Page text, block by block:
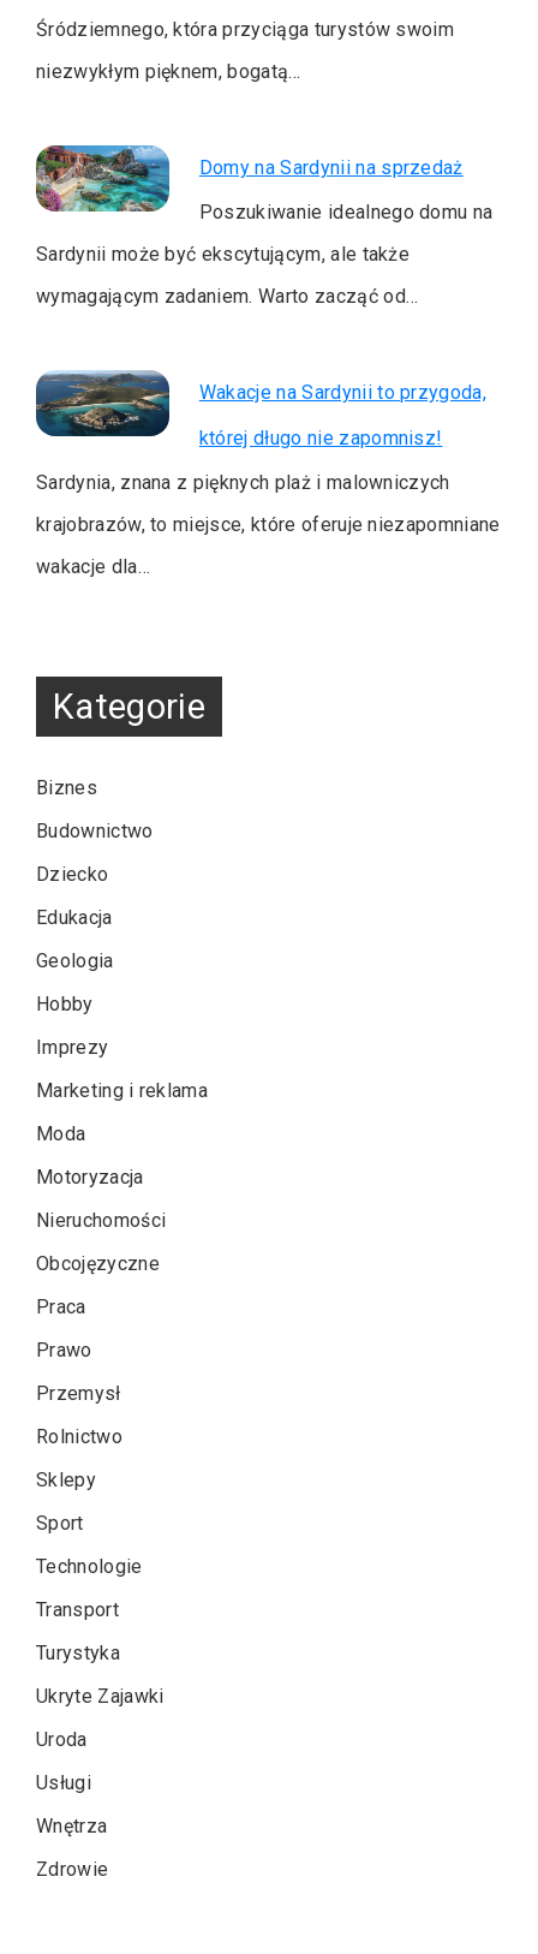
Śródziemnego, która przyciąga turystów swoim
niezwykłym pięknem, bogatą…
Domy na Sardynii na sprzedaż
Poszukiwanie idealnego domu na
Sardynii może być ekscytującym, ale także
wymagającym zadaniem. Warto zacząć od…
Wakacje na Sardynii to przygoda,
której długo nie zapomnisz!
Sardynia, znana z pięknych plaż i malowniczych
krajobrazów, to miejsce, które oferuje niezapomniane
wakacje dla…
Kategorie
Biznes
Budownictwo
Dziecko
Edukacja
Geologia
Hobby
Imprezy
Marketing i reklama
Moda
Motoryzacja
Nieruchomości
Obcojęzyczne
Praca
Prawo
Przemysł
Rolnictwo
Sklepy
Sport
Technologie
Transport
Turystyka
Ukryte Zajawki
Uroda
Usługi
Wnętrza
Zdrowie